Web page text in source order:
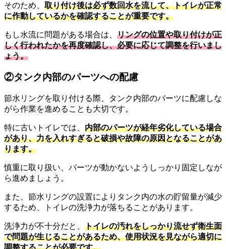
そのため、 取り付け後は必ず数回水を流して、トイレが正常
に作動しているかを確認することが重要です。
もし水流に問題がある場合は、 リングの位置や取り付けが正
しく行われたかを再度確認し、必要に応じて調整を行いまし
ょう。
②タンク内部のパーツへの配慮
節水リングを取り付ける際、タンク内部のパーツに配慮しな
がら作業を進めることも大切です。
特に古いトイレでは、 内部のパーツが経年劣化している場合
があり、力を入れすぎると破損や故障の原因となることがあ
ります。
慎重に取り扱い、パーツが動かないようしっかり固定しなが
ら進めましょう。
また、節水リングの設置によりタンク内の水の貯留量が減少
するため、トイレの洗浄力が落ちることがあります。
洗浄力が不十分だと、 トイレの汚れをしっかり流せず衛生面
で問題が生じることがあるため、使用状況を見ながら適切に
調整することが必要です。